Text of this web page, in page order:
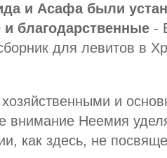
и Асафа были
благодарственные -
для левитов в
и
внимание Неемия
как здесь, не